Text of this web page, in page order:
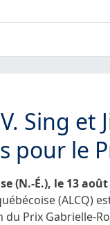
Sing et
pour le
(N.-É.), le 13 août
(ALCQ)
Prix Gabrielle-